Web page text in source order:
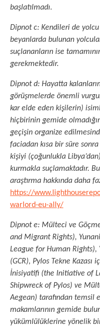
başlatılmadı.
Dipnot c: Kendileri de yolcu
beyanlarda bulunan
suçlananların ise
gerekmektedir.
Dipnot d: Hayatta
görüşmelerde önemli
kar elde eden kişilerin)
hiçbirinin gemide
geçişin organize
faciadan kısa bir süre sonra
kişiyi (çoğunlukla
kurmakla suçlamaktadır.
araştırma hakkında daha
https://
warlord-eu-ally/
Dipnot e: Mülteci ve
and Migrant Rights),
League for Human
(GCR), Pylos Tekne
İnisiyatifi (the Initiative of
Shipwreck of Pylos) ve
Aegean) tarafından temsil
makamlarının gemide
yükümlülüklerine yönelik